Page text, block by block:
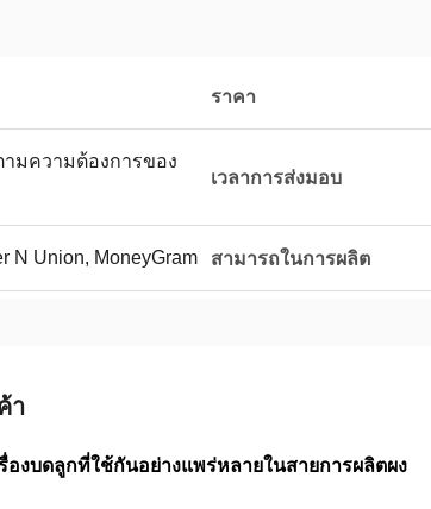
ราคา
มความต้องการของ
เวลาการส่งมอบ
N Union, MoneyGram สามารถในการผลิต
า
องบดลูกที่ใช้กันอย่างแพร่หลายในสายการผลิตผง